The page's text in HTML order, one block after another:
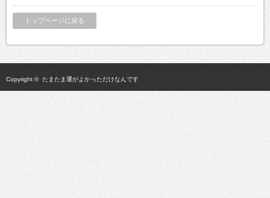
トップページに戻る
Copyright © たまたま運がよかっただけなんです